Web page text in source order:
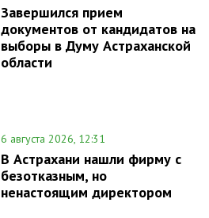
Завершился прием
документов от кандидатов на
выборы в Думу Астраханской
области
6 августа 2026, 12:31
В Астрахани нашли фирму с
безотказным, но
ненастоящим директором